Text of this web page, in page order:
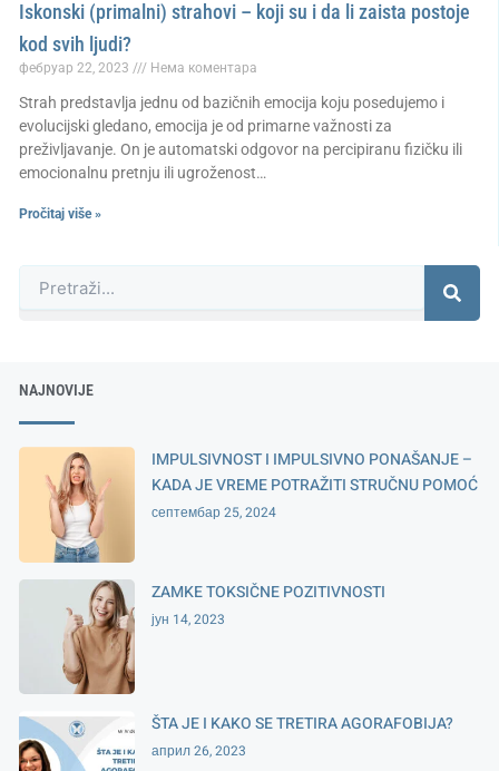
Iskonski (primalni) strahovi – koji su i da li zaista postoje
kod svih ljudi?
фебруар 22, 2023 Нема коментара
Strah predstavlja jednu od bazičnih emocija koju posedujemo i
evolucijski gledano, emocija je od primarne važnosti za
preživljavanje. On je automatski odgovor na percipiranu fizičku ili
emocionalnu pretnju ili ugroženost…
Pročitaj više »
NAJNOVIJE
IMPULSIVNOST I IMPULSIVNO PONAŠANJE –
KADA JE VREME POTRAŽITI STRUČNU POMOĆ
септембар 25, 2024
ZAMKE TOKSIČNE POZITIVNOSTI
јун 14, 2023
ŠTA JE I KAKO SE TRETIRA AGORAFOBIJA?
април 26, 2023